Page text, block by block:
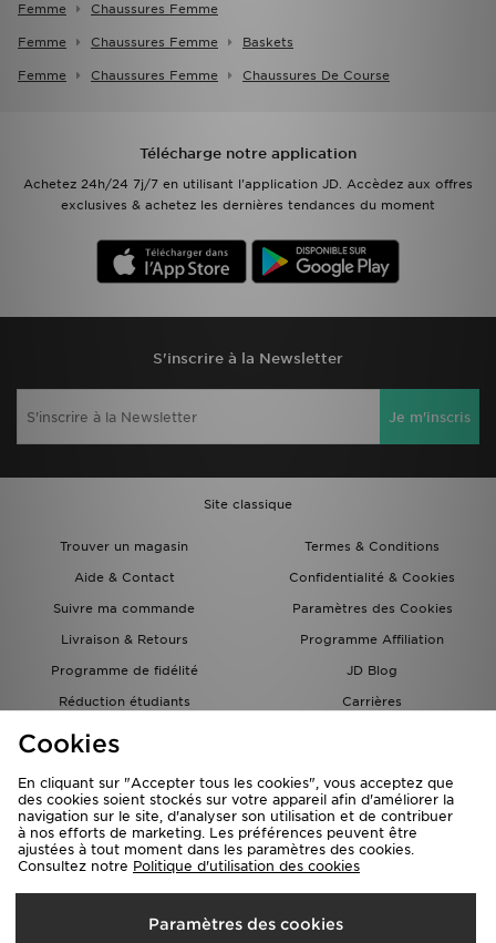
Femme Chaussures Femme
Femme Chaussures Femme Baskets
Femme Chaussures Femme Chaussures De Course
Télécharge notre application
Achetez 24h/24 7j/7 en utilisant l'application JD. Accèdez aux offres
exclusives & achetez les dernières tendances du moment
S'inscrire à la Newsletter
Je m'inscris
Site classique
Trouver un magasin
Termes & Conditions
Aide & Contact
Confidentialité & Cookies
Suivre ma commande
Paramètres des Cookies
Livraison & Retours
Programme Affiliation
Programme de fidélité
JD Blog
Réduction étudiants
Carrières
Carte Cadeau
Livraison Vers
France
Cookies
En cliquant sur "Accepter tous les cookies", vous acceptez que
des cookies soient stockés sur votre appareil afin d'améliorer la
navigation sur le site, d'analyser son utilisation et de contribuer
à nos efforts de marketing. Les préférences peuvent être
ajustées à tout moment dans les paramètres des cookies.
Consultez notre Politique d'utilisation des cookies
Paramètres des cookies